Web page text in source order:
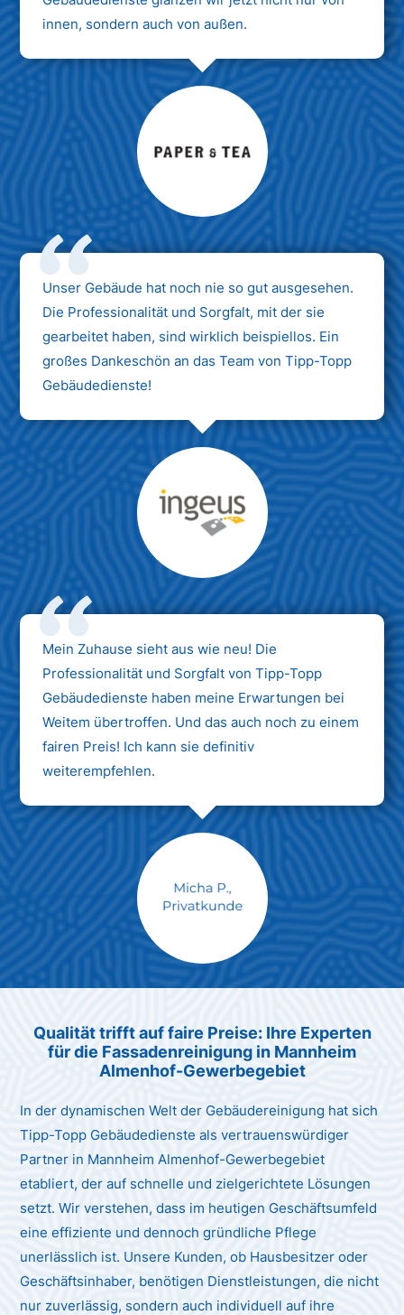
innen, sondern auch von außen.
Max Mustermann
Unternehmen AG
Unser Gebäude hat noch nie so gut ausgesehen.
Die Professionalität und Sorgfalt, mit der sie
gearbeitet haben, sind wirklich beispiellos. Ein
großes Dankeschön an das Team von Tipp-Topp
Gebäudedienste!
Max Mustermann
Unternehmen AG
Mein Zuhause sieht aus wie neu! Die
Professionalität und Sorgfalt von Tipp-Topp
Gebäudedienste haben meine Erwartungen bei
Weitem übertroffen. Und das auch noch zu einem
fairen Preis! Ich kann sie definitiv
weiterempfehlen.
Max Mustermann
Qualität trifft auf faire Preise: Ihre Experten
für die Fassadenreinigung in Mannheim
Almenhof-Gewerbegebiet
In der dynamischen Welt der Gebäudereinigung hat sich
Tipp-Topp Gebäudedienste als vertrauenswürdiger
Partner in Mannheim Almenhof-Gewerbegebiet
etabliert, der auf schnelle und zielgerichtete Lösungen
setzt. Wir verstehen, dass im heutigen Geschäftsumfeld
eine effiziente und dennoch gründliche Pflege
unerlässlich ist. Unsere Kunden, ob Hausbesitzer oder
Geschäftsinhaber, benötigen Dienstleistungen, die nicht
nur zuverlässig, sondern auch individuell auf ihre